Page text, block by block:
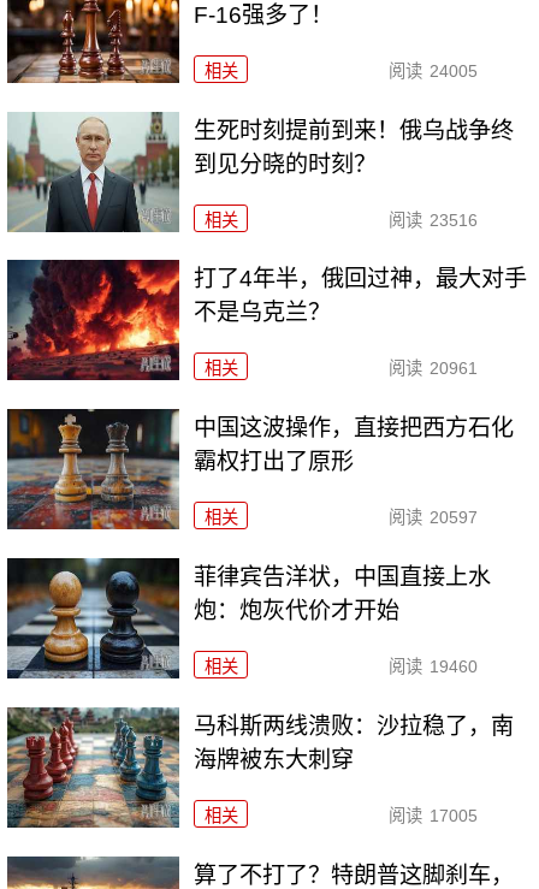
F-16强多了！
相关 阅读 24005
生死时刻提前到来！俄乌战争终
到见分晓的时刻？
相关 阅读 23516
打了4年半，俄回过神，最大对手
不是乌克兰？
相关 阅读 20961
中国这波操作，直接把西方石化
霸权打出了原形
相关 阅读 20597
菲律宾告洋状，中国直接上水
炮：炮灰代价才开始
相关 阅读 19460
马科斯两线溃败：沙拉稳了，南
海牌被东大刺穿
相关 阅读 17005
算了不打了？特朗普这脚刹车，